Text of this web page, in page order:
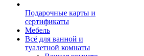
Подарочные карты и
сертификаты
Мебель
Всё для ванной и
туалетной комнаты